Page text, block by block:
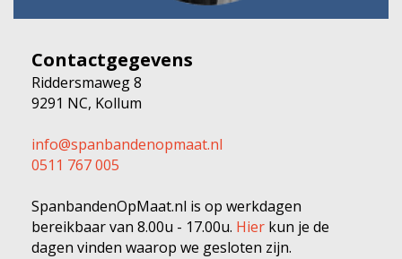
Contactgegevens
Riddersmaweg 8
9291 NC, Kollum
info@spanbandenopmaat.nl
0511 767 005
SpanbandenOpMaat.nl is op werkdagen
bereikbaar van 8.00u - 17.00u. Hier kun je de
dagen vinden waarop we gesloten zijn.